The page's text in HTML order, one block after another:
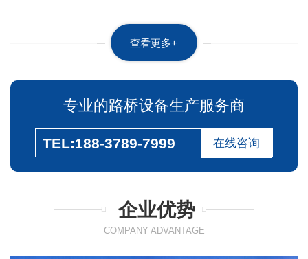
查看更多+
专业的路桥设备生产服务商
TEL:188-3789-7999 在线咨询
企业优势
COMPANY ADVANTAGE